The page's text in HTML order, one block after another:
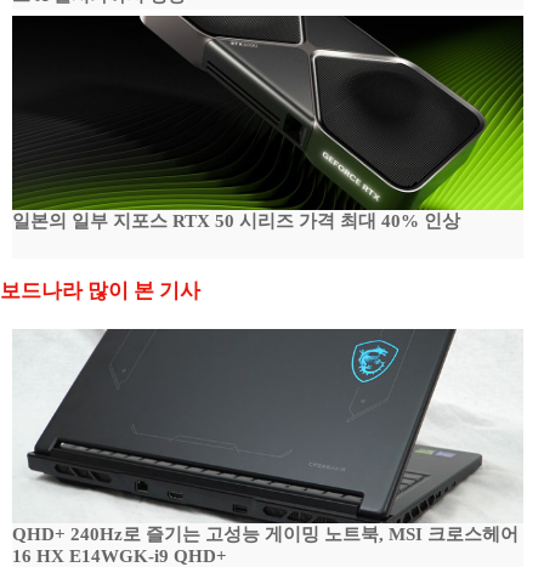
일본의 일부 지포스 RTX 50 시리즈 가격 최대 40% 인상
보드나라 많이 본 기사
QHD+ 240Hz로 즐기는 고성능 게이밍 노트북, MSI 크로스헤어
16 HX E14WGK-i9 QHD+